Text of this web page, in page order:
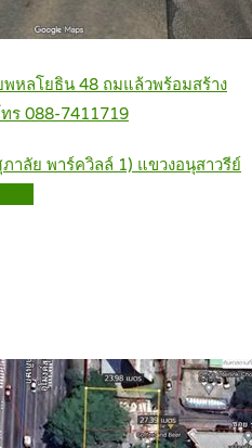
หลโยธิน 48 ถมแล้วพร้อมสร้าง
ร 088-7411719
ลัย พาร์ควิลล์ 1) แขวงอนุสาวรีย์